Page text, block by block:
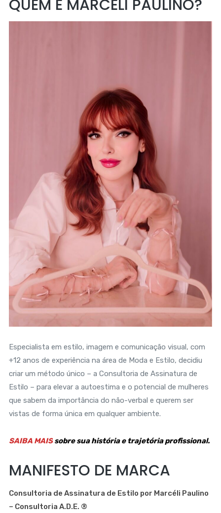
QUEM É MARCÉLI PAULINO?
Especialista em estilo, imagem e comunicação visual, com
+12 anos de experiência na área de Moda e Estilo, decidiu
criar um método único – a Consultoria de Assinatura de
Estilo – para elevar a autoestima e o potencial de mulheres
que sabem da importância do não-verbal e querem ser
vistas de forma única em qualquer ambiente.
SAIBA MAISsobre sua história e trajetória profissional.
MANIFESTO DE MARCA
Consultoria de Assinatura de Estilo por Marcéli Paulino
– Consultoria A.D.E. ®